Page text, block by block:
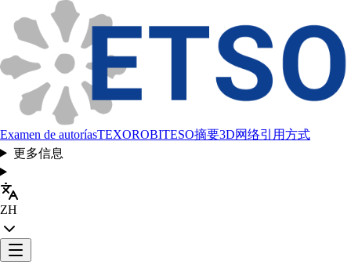
Examen de autoríasTEXOROBITESO摘要3D网络引用方式
更多信息
ZH